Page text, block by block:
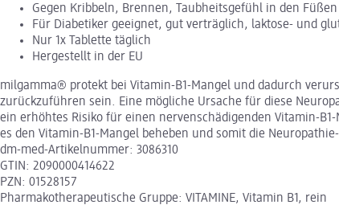
Gegen Kribbeln, Brennen, Taubheitsgefühl in den Füßen
Für Diabetiker geeignet, gut verträglich, laktose- und
Nur 1x Tablette täglich
Hergestellt in der EU
milgamma® protekt bei Vitamin-B1-Mangel und dadurch
zurückzuführen sein. Eine mögliche Ursache für diese
ein erhöhtes Risiko für einen nervenschädigenden Vitamin-
es den Vitamin-B1-Mangel beheben und somit die
dm-med-Artikelnummer: 3086310
GTIN: 2090000414622
PZN: 01528157
Pharmakotherapeutische Gruppe: VITAMINE, Vitamin B1, rein